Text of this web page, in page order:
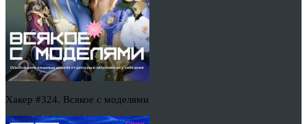
Хакер #324. Всякое с моделями